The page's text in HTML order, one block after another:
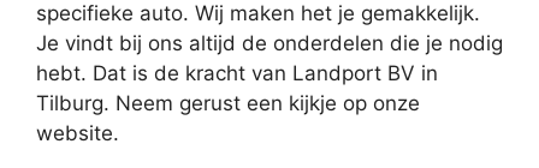
specifieke auto. Wij maken het je gemakkelijk.
Je vindt bij ons altijd de onderdelen die je nodig
hebt. Dat is de kracht van Landport BV in
Tilburg. Neem gerust een kijkje op onze
website.